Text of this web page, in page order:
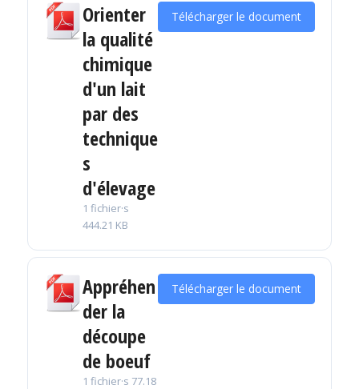
Orienter
la qualité
chimique
d'un lait
par des
technique
s
d'élevage
1 fichier·s
444.21 KB
Télécharger le document
Appréhen
der la
découpe
de boeuf
1 fichier·s 77.18
Télécharger le document